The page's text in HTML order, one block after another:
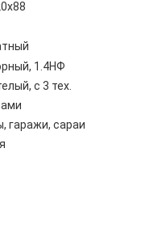
1.4НФ
с 3 тех.
гаражи, сараи